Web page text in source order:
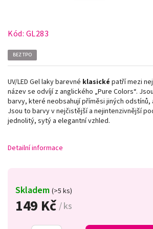
Kód: GL283
BEZ TPO
149 Kč / ks
Skladem (>5 ks)
UV/LED Gel laky barevné klasické patří mezi
název se odvíjí z anglického „Pure Colors“.
barvy, které neobsahují příměsi jiných
Jsou to barvy v nejčistější a nejintenzivnější
jednolitý, sytý a elegantní vzhled.
Detailní informace